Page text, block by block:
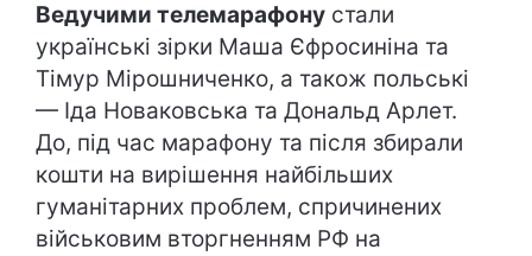
Ведучими телемарафону стали
українські зірки Маша Єфросиніна та
Тімур Мірошниченко, а також польські
— Іда Новаковська та Дональд Арлет.
До, під час марафону та після збирали
кошти на вирішення найбільших
гуманітарних проблем, спричинених
військовим вторгненням РФ на